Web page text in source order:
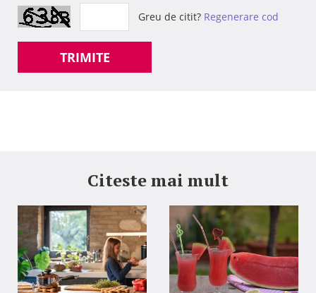
Greu de citit? Regenerare cod
TRIMITE
Citeste mai mult